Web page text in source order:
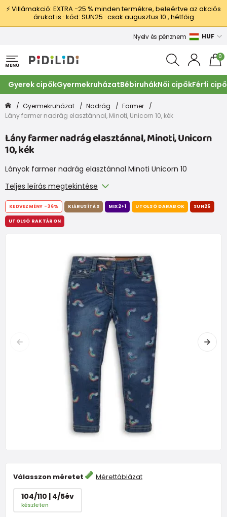
⚡ Villámakció: EXTRA −25 % minden termékre, beleértve az akciós
árukat is · kód: SUN25 · csak augusztus 10., hétfőig
Nyelv és pénznem HUF
MENÜ
0
Gyerek cipőkGyermekruházatBébiruhákNői cipőkFérfi
Gyermekruházat Nadrág
Farmer
Lány farmer nadrág elasztánnal, Minoti, Unicorn 10, kék
Lány farmer nadrág elasztánnal, Minoti, Unicorn
10, kék
Lányok farmer nadrág elasztánnal Minoti Unicorn 10
Teljes leírás megtekintése
Válasszon méretet Mérettáblázat
104/110 | 4/5év
készleten
KEDVEZMÉNY -36% KIÁRUSÍTÁS MIX2+1 UTOLSÓ DARABOK SUN25
UTOLSÓ RAKTÁRON